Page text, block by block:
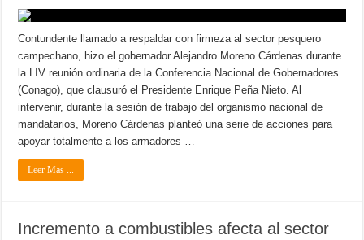
Contundente llamado a respaldar con firmeza al sector pesquero
campechano, hizo el gobernador Alejandro Moreno Cárdenas durante
la LIV reunión ordinaria de la Conferencia Nacional de Gobernadores
(Conago), que clausuró el Presidente Enrique Peña Nieto. Al
intervenir, durante la sesión de trabajo del organismo nacional de
mandatarios, Moreno Cárdenas planteó una serie de acciones para
apoyar totalmente a los armadores …
Leer Mas ...
Incremento a combustibles afecta al sector